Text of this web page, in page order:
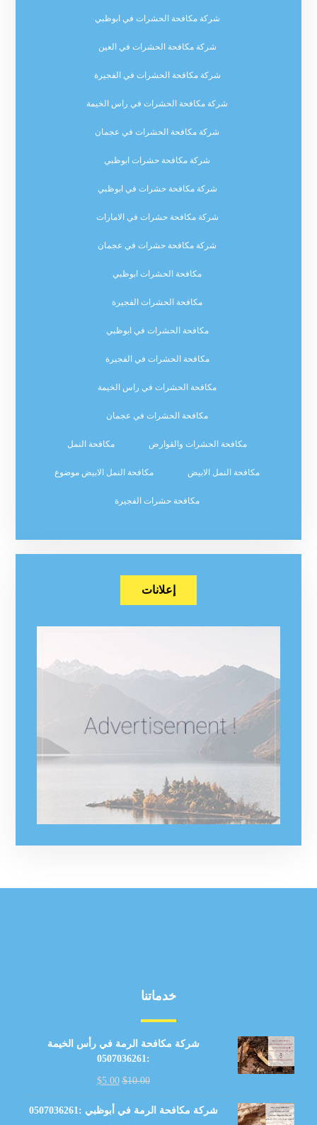
شركة مكافحة الحشرات في ابوظبي
شركة مكافحة الحشرات في العين
شركة مكافحة الحشرات في الفجيرة
شركة مكافحة الحشرات في راس الخيمة
شركة مكافحة الحشرات في عجمان
شركة مكافحة حشرات ابوظبي
شركة مكافحة حشرات في ابوظبي
شركة مكافحة حشرات في الامارات
شركة مكافحة حشرات في عجمان
مكافحة الحشرات ابوظبي
مكافحة الحشرات الفجيرة
مكافحة الحشرات في ابوظبي
مكافحة الحشرات في الفجيرة
مكافحة الحشرات في راس الخيمة
مكافحة الحشرات في عجمان
مكافحة الحشرات والقوارض مكافحة النمل
مكافحة النمل الابيض مكافحة النمل الابيض موضوع
مكافحة حشرات الفجيرة
إعلانات
خدماتنا
شركة مكافحة الرمة في رأس الخيمة
:0507036261
$10.00
$5.00
شركة مكافحة الرمة في أبوظبي :0507036261